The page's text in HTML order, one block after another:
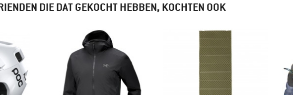
DIE DAT GEKOCHT HEBBEN, KOCHTEN OOK